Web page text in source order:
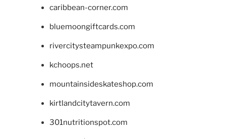
caribbean-corner.com
bluemoongiftcards.com
rivercitysteampunkexpo.com
kchoops.net
mountainsideskateshop.com
kirtlandcitytavern.com
301nutritionspot.com